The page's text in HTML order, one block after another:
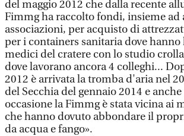
del maggio 2012 che dalla recente
Fimmg ha raccolto fondi, insieme ad
associazioni, per acquisto di
per i containers sanitaria dove hanno
medici del cratere con lo studio
dove lavorano ancora 4 colleghi...
2012 è arrivata la tromba d'aria nel
del Secchia del gennaio 2014 e
occasione la Fimmg è stata vicina ai
che hanno dovuto abbondare il
da acqua e fango».